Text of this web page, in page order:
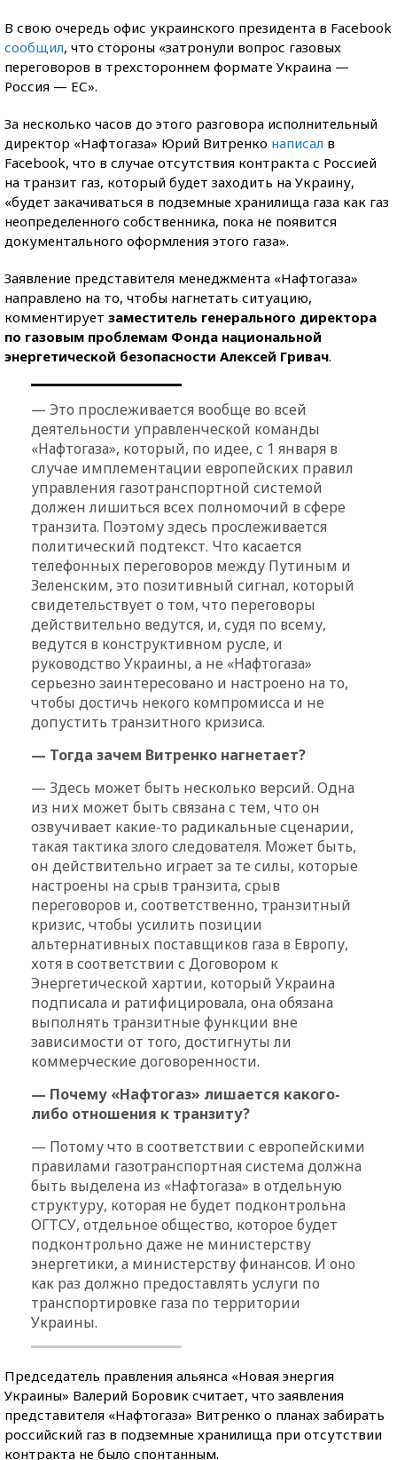
В свою очередь офис украинского президента в Facebook
сообщил, что стороны «затронули вопрос газовых
переговоров в трехстороннем формате Украина —
Россия — ЕС».
За несколько часов до этого разговора исполнительный
директор «Нафтогаза» Юрий Витренко написал в
Facebook, что в случае отсутствия контракта с Россией
на транзит газ, который будет заходить на Украину,
«будет закачиваться в подземные хранилища газа как газ
неопределенного собственника, пока не появится
документального оформления этого газа».
Заявление представителя менеджмента «Нафтогаза»
направлено на то, чтобы нагнетать ситуацию,
комментирует заместитель генерального директора
по газовым проблемам Фонда национальной
энергетической безопасности Алексей Гривач.
— Это прослеживается вообще во всей
деятельности управленческой команды
«Нафтогаза», который, по идее, с 1 января в
случае имплементации европейских правил
управления газотранспортной системой
должен лишиться всех полномочий в сфере
транзита. Поэтому здесь прослеживается
политический подтекст. Что касается
телефонных переговоров между Путиным и
Зеленским, это позитивный сигнал, который
свидетельствует о том, что переговоры
действительно ведутся, и, судя по всему,
ведутся в конструктивном русле, и
руководство Украины, а не «Нафтогаза»
серьезно заинтересовано и настроено на то,
чтобы достичь некого компромисса и не
допустить транзитного кризиса.
— Тогда зачем Витренко нагнетает?
— Здесь может быть несколько версий. Одна
из них может быть связана с тем, что он
озвучивает какие-то радикальные сценарии,
такая тактика злого следователя. Может быть,
он действительно играет за те силы, которые
настроены на срыв транзита, срыв
переговоров и, соответственно, транзитный
кризис, чтобы усилить позиции
альтернативных поставщиков газа в Европу,
хотя в соответствии с Договором к
Энергетической хартии, который Украина
подписала и ратифицировала, она обязана
выполнять транзитные функции вне
зависимости от того, достигнуты ли
коммерческие договоренности.
— Почему «Нафтогаз» лишается какого-
либо отношения к транзиту?
— Потому что в соответствии с европейскими
правилами газотранспортная система должна
быть выделена из «Нафтогаза» в отдельную
структуру, которая не будет подконтрольна
ОГТСУ, отдельное общество, которое будет
подконтрольно даже не министерству
энергетики, а министерству финансов. И оно
как раз должно предоставлять услуги по
транспортировке газа по территории
Украины.
Председатель правления альянса «Новая энергия
Украины» Валерий Боровик считает, что заявления
представителя «Нафтогаза» Витренко о планах забирать
российский газ в подземные хранилища при отсутствии
контракта не было спонтанным.